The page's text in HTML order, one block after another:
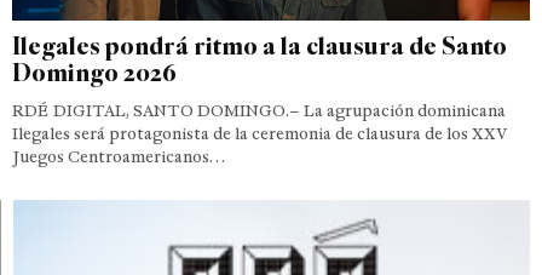
Ilegales pondrá ritmo a la clausura de Santo
Domingo 2026
RDÉ DIGITAL, SANTO DOMINGO.– La agrupación dominicana
Ilegales será protagonista de la ceremonia de clausura de los XXV
Juegos Centroamericanos…